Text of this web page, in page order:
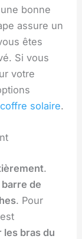
bonne
assure un
êtes
Si vous
votre
solaire.
.
barre de
. Pour
les bras du